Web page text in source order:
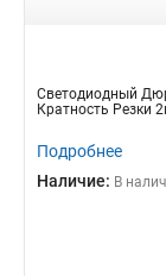
Светодиодный
Кратность Резки
Подробнее
Наличие: В